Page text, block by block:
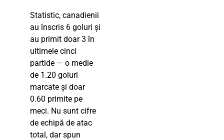
Statistic, canadienii
au înscris 6 goluri și
au primit doar 3 în
ultimele cinci
partide — o medie
de 1.20 goluri
marcate și doar
0.60 primite pe
meci. Nu sunt cifre
de echipă de atac
total, dar spun